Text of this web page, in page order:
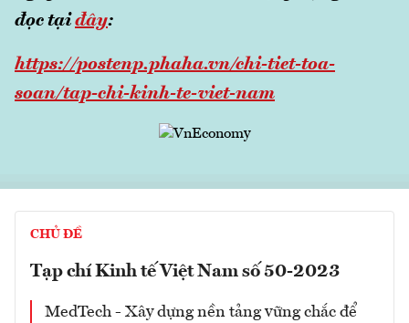
đọc tại đây:
https://postenp.phaha.vn/chi-tiet-toa-
soan/tap-chi-kinh-te-viet-nam
CHỦ ĐỀ
Tạp chí Kinh tế Việt Nam số 50-2023
MedTech - Xây dựng nền tảng vững chắc để